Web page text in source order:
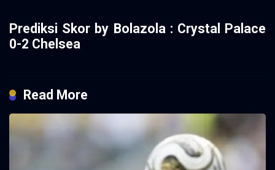
Prediksi Skor by Bolazola : Crystal Palace
0-2 Chelsea
Read More